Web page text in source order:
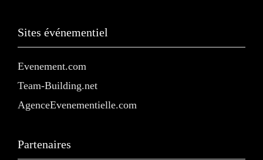
Sites événementiel
Evenement.com
Team-Building.net
AgenceEvenementielle.com
Partenaires